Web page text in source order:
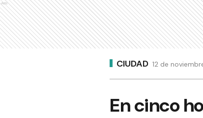
Ads
CIUDAD 12 de
En cinco